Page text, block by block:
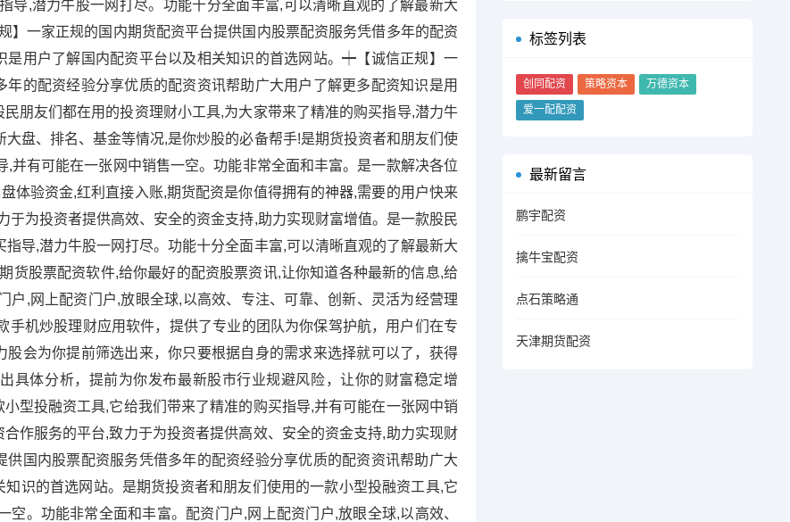
标签列表
创同配资 策略资本 万德资本
爱一配配资
最新留言
鹏宇配资
擒牛宝配资
点石策略通
天津期货配资
导,潜力牛股一网打尽。功能十分全面丰富,可以清晰直观的了解最新大
一家正规的国内期货配资平台提供国内股票配资服务凭借多年的配资
用户了解国内配资平台以及相关知识的首选网站。┿【诚信正规】一
的配资经验分享优质的配资资讯帮助广大用户了解更多配资知识是用
朋友们都在用的投资理财小工具,为大家带来了精准的购买指导,潜力牛
盘、排名、基金等情况,是你炒股的必备帮手!是期货投资者和朋友们使
并有可能在一张网中销售一空。功能非常全面和丰富。是一款解决各位
体验资金,红利直接入账,期货配资是你值得拥有的神器,需要的用户快来
为投资者提供高效、安全的资金支持,助力实现财富增值。是一款股民
导,潜力牛股一网打尽。功能十分全面丰富,可以清晰直观的了解最新大
货股票配资软件,给你最好的配资股票资讯,让你知道各种最新的信息,给
,网上配资门户,放眼全球,以高效、专注、可靠、创新、灵活为经营理
机炒股理财应用软件，提供了专业的团队为你保驾护航，用户们在专
会为你提前筛选出来，你只要根据自身的需求来选择就可以了，获得
具体分析，提前为你发布最新股市行业规避风险，让你的财富稳定增
型投融资工具,它给我们带来了精准的购买指导,并有可能在一张网中销
作服务的平台,致力于为投资者提供高效、安全的资金支持,助力实现财
国内股票配资服务凭借多年的配资经验分享优质的配资资讯帮助广大
识的首选网站。是期货投资者和朋友们使用的一款小型投融资工具,它
。功能非常全面和丰富。配资门户,网上配资门户,放眼全球,以高效、